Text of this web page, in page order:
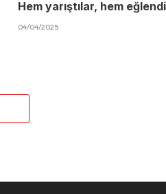
Hem yarıştılar, hem
04/04/2025